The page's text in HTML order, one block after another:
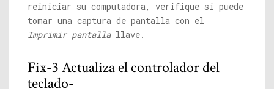
reiniciar su computadora, verifique si puede
tomar una captura de pantalla con el
Imprimir pantallallave.
Fix-3 Actualiza el controlador del
teclado-